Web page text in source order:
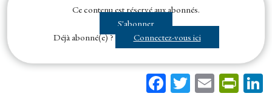
ayant confié à unattributairel’exécution d’un marché à bons
de commande peut, en raison de difficultés d’exécution de ce marché,...
Ce contenu est réservé aux abonnés.
S'abonner
Déjà abonné(e) ?
Connectez-vous ici
Fa T E Pr